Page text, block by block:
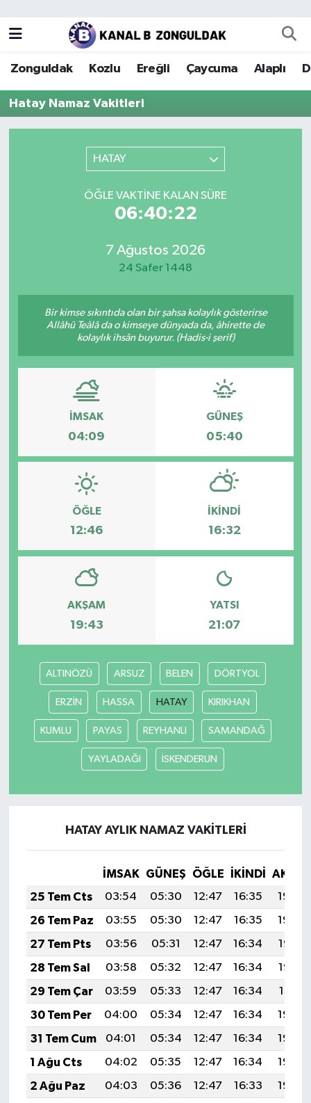
Zonguldak Kozlu Ereğli Çaycuma Alaplı
Hatay Namaz Vakitleri
HATAY
ÖĞLE VAKTINE KALAN SÜRE
06:40:22
7 Ağustos 2026
24 Safer 1448
Bir kimse sıkıntıda olan bir şahsa kolaylık gösterirse
Allâhü Teâlâ da o kimseye dünyada da, âhirette de
kolaylık ihsân buyurur. (Hadis-i şerif)
İMSAK
04:09
GÜNEŞ
05:40
ÖĞLE
12:46
İKINDI
16:32
AKŞAM
19:43
YATSI
21:07
ALTINÖZÜ ARSUZ BELEN DÖRTYOL
ERZİN HASSA HATAY KIRIKHAN
KUMLU PAYAS REYHANLI SAMANDAĞ
YAYLADAĞI İSKENDERUN
HATAY AYLIK NAMAZ VAKITLERI
İMSAK GÜNEŞ ÖĞLE İKINDI
25 Tem Cts
03:54 05:30 12:47 16:35
19:54
26 Tem Paz
03:55 05:30 12:47 16:35
19:54
27 Tem Pts
03:56 05:31 12:47 16:34
19:53
28 Tem Sal
03:58 05:32 12:47 16:34
19:52
29 Tem Çar
03:59 05:33 12:47 16:34
19:51
30 Tem Per
04:00 05:34 12:47 16:34
19:50
31 Tem Cum
04:01 05:34 12:47 16:34
19:49
1 Ağu Cts
04:02 05:35 12:47 16:34
19:49
2 Ağu Paz
04:03 05:36 12:47 16:33
19:48
Zonguldak
Kozlu
Karabük
Spor
Zonguldak Nöbetçi Eczaneler
Zonguldak Hava Durumu
Puan Durumu ve Fikstür
Tüm Manşetler